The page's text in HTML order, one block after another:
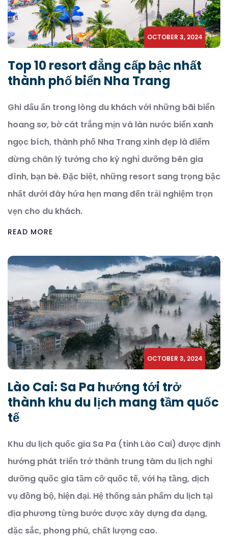
OCTOBER 3, 2024
Top 10 resort đẳng cấp bậc nhất
thành phố biển Nha Trang
Ghi dấu ấn trong lòng du khách với những bãi biển
hoang sơ, bờ cát trắng mịn và làn nước biển xanh
ngọc bích, thành phố Nha Trang xinh đẹp là điểm
dừng chân lý tưởng cho kỳ nghỉ dưỡng bên gia
đình, bạn bè. Đặc biệt, những resort sang trọng bậc
nhất dưới đây hứa hẹn mang đến trải nghiệm trọn
vẹn cho du khách.
READ MORE
OCTOBER 3, 2024
Lào Cai: Sa Pa hướng tới trở
thành khu du lịch mang tầm quốc
tế
Khu du lịch quốc gia Sa Pa (tỉnh Lào Cai) được định
hướng phát triển trở thành trung tâm du lịch nghỉ
dưỡng quốc gia tầm cỡ quốc tế, với hạ tầng, dịch
vụ đồng bộ, hiện đại. Hệ thống sản phẩm du lịch tại
địa phương từng bước được xây dựng đa dạng,
đặc sắc, phong phú, chất lượng cao.